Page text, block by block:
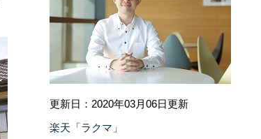
更新日：2020年03月06日更新
楽天「ラクマ」